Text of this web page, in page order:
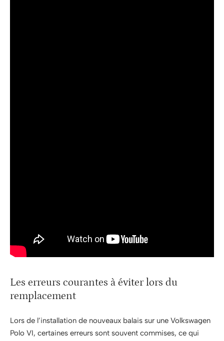
Les erreurs courantes à éviter lors du
remplacement
Lors de l’installation de nouveaux balais sur une Volkswagen
Polo VI, certaines erreurs sont souvent commises, ce qui